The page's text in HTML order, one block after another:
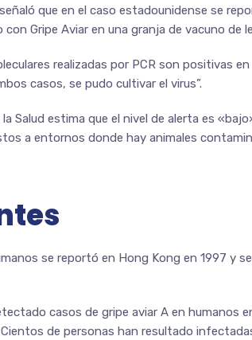
que en el caso estadounidense se
Gripe Aviar en una granja de vacuno de
realizadas por PCR son positivas
casos, se pudo cultivar el virus”.
la Salud estima que el nivel de alerta es
a entornos donde hay animales
se reportó en Hong Kong en 1997 y
casos de gripe aviar A en humanos
de personas han resultado